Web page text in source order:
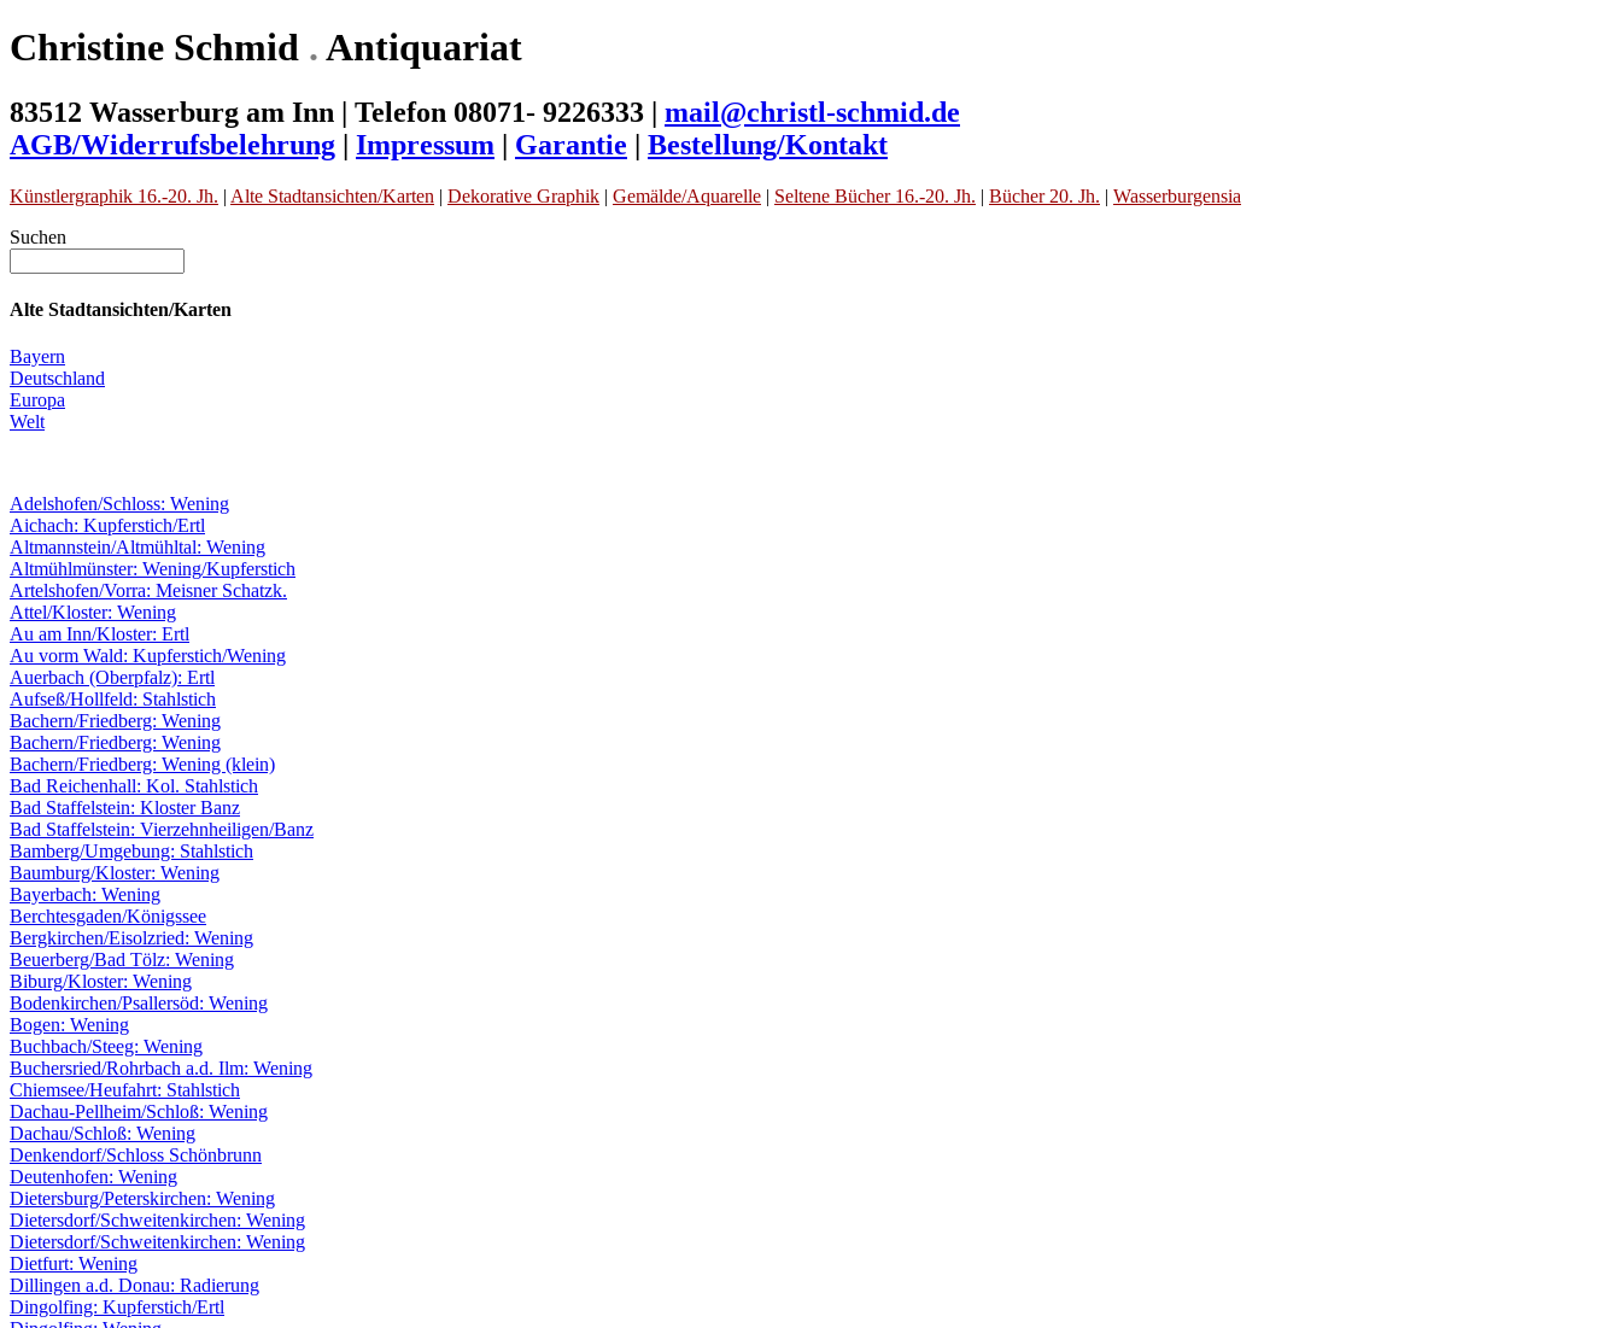
Christine Schmid .Antiquariat
83512 Wasserburg am Inn | Telefon 08071- 9226333 | mail@christl-schmid.de
AGB/Widerrufsbelehrung | Impressum | Garantie | Bestellung/Kontakt
Künstlergraphik 16.-20. Jh. | Alte Stadtansichten/Karten | Dekorative Graphik | Gemälde/Aquarelle | Seltene Bücher 16.-20. Jh. | Bücher 20. Jh. | Wasserburgensia
Suchen
Alte Stadtansichten/Karten
Bayern
Deutschland
Europa
Welt
Adelshofen/Schloss: Wening
Aichach: Kupferstich/Ertl
Altmannstein/Altmühltal: Wening
Altmühlmünster: Wening/Kupferstich
Artelshofen/Vorra: Meisner Schatzk.
Attel/Kloster: Wening
Au am Inn/Kloster: Ertl
Au vorm Wald: Kupferstich/Wening
Auerbach (Oberpfalz): Ertl
Aufseß/Hollfeld: Stahlstich
Bachern/Friedberg: Wening
Bachern/Friedberg: Wening
Bachern/Friedberg: Wening (klein)
Bad Reichenhall: Kol. Stahlstich
Bad Staffelstein: Kloster Banz
Bad Staffelstein: Vierzehnheiligen/Banz
Bamberg/Umgebung: Stahlstich
Baumburg/Kloster: Wening
Bayerbach: Wening
Berchtesgaden/Königssee
Bergkirchen/Eisolzried: Wening
Beuerberg/Bad Tölz: Wening
Biburg/Kloster: Wening
Bodenkirchen/Psallersöd: Wening
Bogen: Wening
Buchbach/Steeg: Wening
Buchersried/Rohrbach a.d. Ilm: Wening
Chiemsee/Heufahrt: Stahlstich
Dachau-Pellheim/Schloß: Wening
Dachau/Schloß: Wening
Denkendorf/Schloss Schönbrunn
Deutenhofen: Wening
Dietersburg/Peterskirchen: Wening
Dietersdorf/Schweitenkirchen: Wening
Dietersdorf/Schweitenkirchen: Wening
Dietfurt: Wening
Dillingen a.d. Donau: Radierung
Dingolfing: Kupferstich/Ertl